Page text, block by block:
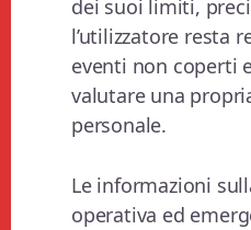
dei suoi limiti,
l’utilizzatore resta
eventi non coperti
valutare una
personale.
Le informazioni
operativa ed